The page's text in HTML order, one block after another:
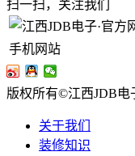
扫一扫，关注我们
手机网站
版权所有©江西JDB电
关于我们
装修知识